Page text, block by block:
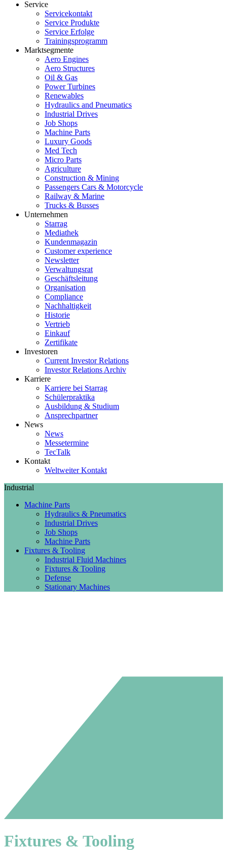
Service
Servicekontakt
Service Produkte
Service Erfolge
Trainingsprogramm
Marktsegmente
Aero Engines
Aero Structures
Oil & Gas
Power Turbines
Renewables
Hydraulics and Pneumatics
Industrial Drives
Job Shops
Machine Parts
Luxury Goods
Med Tech
Micro Parts
Agriculture
Construction & Mining
Passengers Cars & Motorcycle
Railway & Marine
Trucks & Busses
Unternehmen
Starrag
Mediathek
Kundenmagazin
Customer experience
Newsletter
Verwaltungsrat
Geschäftsleitung
Organisation
Compliance
Nachhaltigkeit
Historie
Vertrieb
Einkauf
Zertifikate
Investoren
Current Investor Relations
Investor Relations Archiv
Karriere
Karriere bei Starrag
Schülerpraktika
Ausbildung & Studium
Ansprechpartner
News
News
Messetermine
TecTalk
Kontakt
Weltweiter Kontakt
Industrial
Machine Parts
Hydraulics & Pneumatics
Industrial Drives
Job Shops
Machine Parts
Fixtures & Tooling
Industrial Fluid Machines
Fixtures & Tooling
Defense
Stationary Machines
Fixtures & Tooling